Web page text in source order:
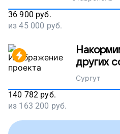
36 900 руб.
из45 000 руб.
других
Сургут
140 782 руб.
из 163 200 руб.